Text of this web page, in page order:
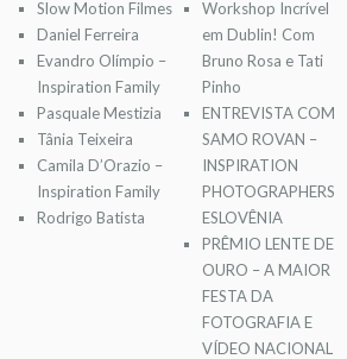
Slow Motion Filmes
Daniel Ferreira
Evandro Olímpio –
Inspiration Family
Pasquale Mestizia
Tânia Teixeira
Camila D’Orazio –
Inspiration Family
Rodrigo Batista
Workshop Incrível
em Dublin! Com
Bruno Rosa e Tati
Pinho
ENTREVISTA COM
SAMO ROVAN –
INSPIRATION
PHOTOGRAPHERS
ESLOVÊNIA
PRÊMIO LENTE DE
OURO – A MAIOR
FESTA DA
FOTOGRAFIA E
VÍDEO NACIONAL